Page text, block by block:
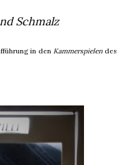
Schmalz
in den Kammerspielen des